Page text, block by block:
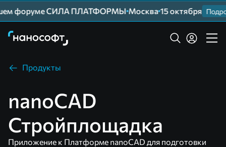
форуме СИЛА ПЛАТФОРМЫ Москва 15 октября
Продукты
nanoCAD
Стройплощадка
Приложение к Платформе nanoCAD для подготовки